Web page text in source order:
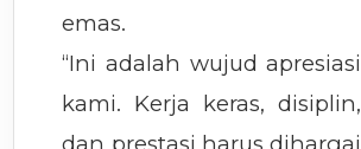
emas.
“Ini adalah wujud apresiasi
kami. Kerja keras, disiplin,